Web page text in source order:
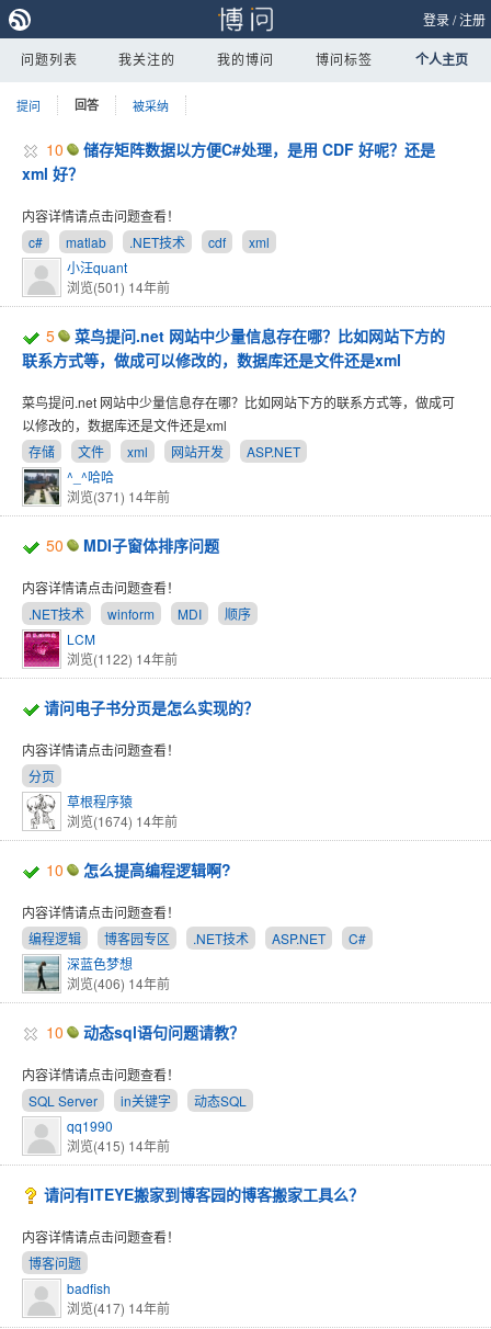
登录/注册
问题列表 我关注的 我的博问 博问标签 个人主页
提问 回答 被采纳
10
储存矩阵数据以方便C#处理，是用 CDF 好呢？还是
xml 好？
内容详情请点击问题查看！
c#
matlab .NET技术 cdf
xml
小汪quant
浏览(501) 14年前
5
菜鸟提问.net 网站中少量信息存在哪？比如网站下方的
联系方式等，做成可以修改的，数据库还是文件还是xml
菜鸟提问.net 网站中少量信息存在哪？比如网站下方的联系方式等，做成可
以修改的，数据库还是文件还是xml
存储
文件 xml 网站开发
ASP.NET
^_^哈哈
浏览(371) 14年前
50 MDI子窗体排序问题
内容详情请点击问题查看！
.NET技术
winform MDI
顺序
LCM
浏览(1122) 14年前
请问电子书分页是怎么实现的？
内容详情请点击问题查看！
分页
草根程序猿
浏览(1674) 14年前
10 怎么提高编程逻辑啊?
内容详情请点击问题查看！
编程逻辑
博客园专区 .NET技术 ASP.NET
C#
深蓝色梦想
浏览(406) 14年前
10 动态sql语句问题请教？
内容详情请点击问题查看！
SQL Server
in关键字
动态SQL
qq1990
浏览(415) 14年前
请问有ITEYE搬家到博客园的博客搬家工具么？
内容详情请点击问题查看！
博客问题
badfish
浏览(417) 14年前